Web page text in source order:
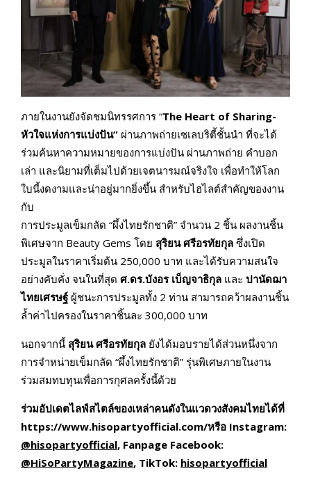
ภายในงานยังจัดชมนิทรรศการ “The Heart of Sharing-
หัวใจแห่งการแบ่งปัน” ผ่านภาพถ่ายเซเลบริตี้ชั้นนำ ที่จะได้
ร่วมค้นหาความหมายของการแบ่งปัน ผ่านภาพถ่าย คำบอก
เล่า และนิยามที่เต็มไปด้วยเจตนารมณ์จริงใจ เพื่อทำให้โลก
ใบนี้งดงามและน่าอยู่มากยิ่งขึ้น สำหรับไฮไลต์สำคัญของงาน
กับ
การประมูลเข็มกลัด “ผึ้งไทยรักชาติ” จำนวน 2 ชิ้น ผลงานชิ้น
พิเศษจาก Beauty Gems โดย สุริยน ศรีอรทัยกุล ซึ่งเปิด
ประมูลในราคาเริ่มต้น 250,000 บาท และได้รับความสนใจ
อย่างคับคั่ง จนในที่สุด ศ.ดร.บังอร เบ็ญจาธิกุล และ ปานัดฌา
ไทยเศรษฐ์ ผู้ชนะการประมูลทั้ง 2 ท่าน สามารถคว้าผลงานชิ้น
ล้ำค่าไปครองในราคาชิ้นละ 300,000 บาท
นอกจากนี้ สุริยน ศรีอรทัยกุล ยังได้มอบรายได้ส่วนหนึ่งจาก
การจำหน่ายเข็มกลัด “ผึ้งไทยรักชาติ” รุ่นพิเศษภายในงาน
ร่วมสมทบทุนเพื่อการกุศลครั้งนี้ด้วย
ร่วมอัปเดตไลฟ์สไตล์ของเหล่าคนดังในแวดวงสังคมไทยได้ที่
https://www.hisopartyofficial.com/หรือ Instagram:
@hisopartyofficial, Fanpage Facebook:
@HiSoPartyMagazine, TikTok: hisopartyofficial